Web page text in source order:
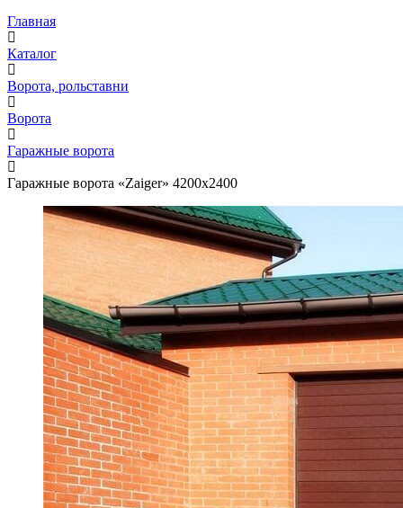
Главная
Каталог
Ворота, рольставни
Ворота
Гаражные ворота
Гаражные ворота «Zaiger» 4200х2400